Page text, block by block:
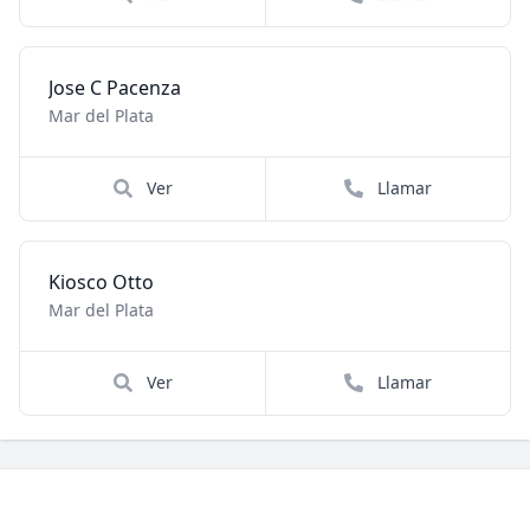
Jose C Pacenza
Mar del Plata
Ver Llamar
Kiosco Otto
Mar del Plata
Ver Llamar